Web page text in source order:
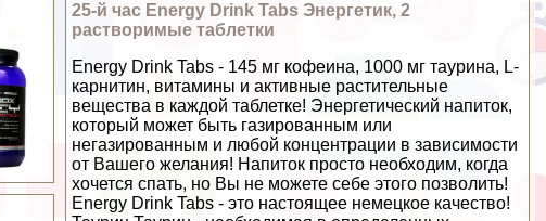
25-й час Energy Drink Tabs Энергетик, 2
растворимые таблетки
Energy Drink Tabs - 145 мг кофеина, 1000 мг таурина, L-
карнитин, витамины и активные растительные
вещества в каждой таблетке! Энергетический напиток,
который может быть газированным или
негазированным и любой концентрации в зависимости
от Вашего желания! Напиток просто необходим, когда
хочется спать, но Вы не можете себе этого позволить!
Energy Drink Tabs - это настоящее немецкое качество!